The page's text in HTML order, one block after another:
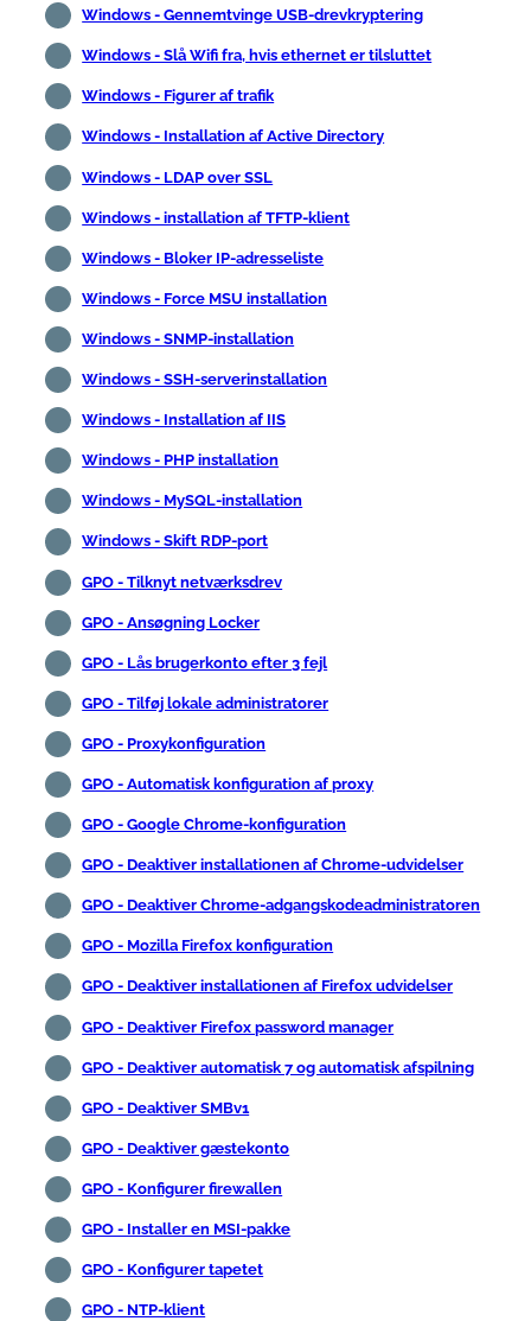
Windows - Gennemtvinge USB-drevkryptering
Windows - Slå Wifi fra, hvis ethernet er tilsluttet
Windows - Figurer af trafik
Windows - Installation af Active Directory
Windows - LDAP over SSL
Windows - installation af TFTP-klient
Windows - Bloker IP-adresseliste
Windows - Force MSU installation
Windows - SNMP-installation
Windows - SSH-serverinstallation
Windows - Installation af IIS
Windows - PHP installation
Windows - MySQL-installation
Windows - Skift RDP-port
GPO - Tilknyt netværksdrev
GPO - Ansøgning Locker
GPO - Lås brugerkonto efter 3 fejl
GPO - Tilføj lokale administratorer
GPO - Proxykonfiguration
GPO - Automatisk konfiguration af proxy
GPO - Google Chrome-konfiguration
GPO - Deaktiver installationen af Chrome-udvidelser
GPO - Deaktiver Chrome-adgangskodeadministratoren
GPO - Mozilla Firefox konfiguration
GPO - Deaktiver installationen af Firefox udvidelser
GPO - Deaktiver Firefox password manager
GPO - Deaktiver automatisk 7 og automatisk afspilning
GPO - Deaktiver SMBv1
GPO - Deaktiver gæstekonto
GPO - Konfigurer firewallen
GPO - Installer en MSI-pakke
GPO - Konfigurer tapetet
GPO - NTP-klient